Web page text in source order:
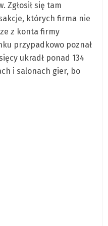
Zgłosił się tam
których firma nie
z konta firmy
przypadkowo poznał
ukradł ponad 134
i salonach gier, bo